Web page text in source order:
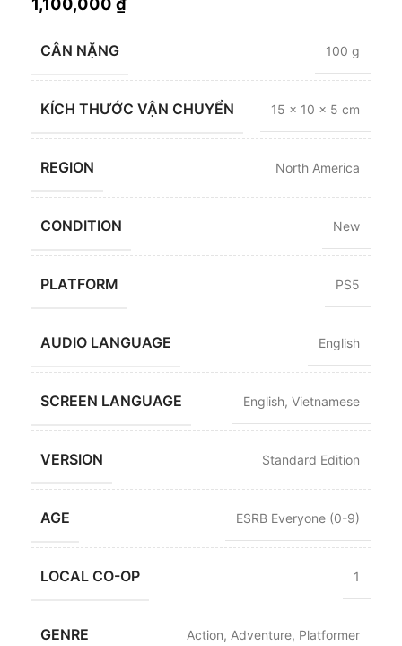
CÂN NẶNG 100 g
KÍCH THƯỚC VẬN CHUYỂN 15 × 10 × 5 cm
REGION North America
CONDITION New
PLATFORM PS5
AUDIO LANGUAGE English
SCREEN LANGUAGE English, Vietnamese
VERSION Standard Edition
AGE ESRB Everyone (0-9)
LOCAL CO-OP 1
GENRE Action, Adventure, Platformer